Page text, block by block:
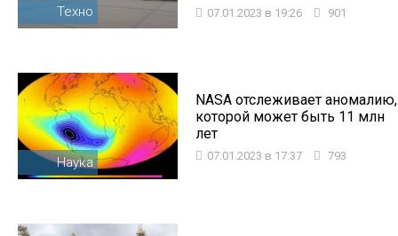
Техно 07.01.2023 в 19:26 901
Наука
NASA отслеживает аномалию,
которой может быть 11 млн
лет
07.01.2023 в 17:37 793